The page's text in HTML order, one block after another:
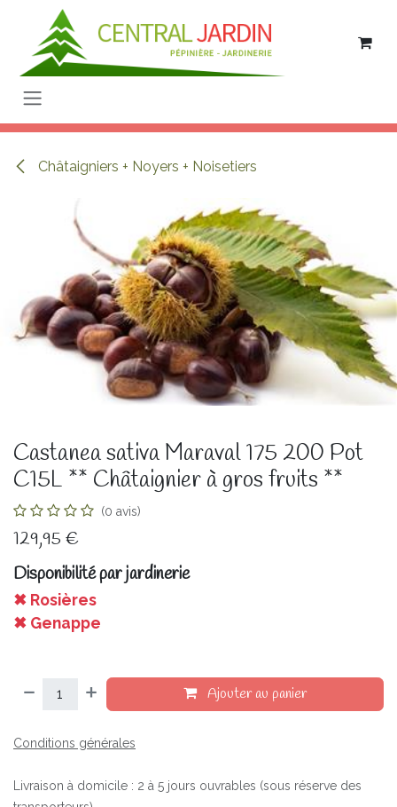
Se rendre au contenu
Châtaigniers + Noyers + Noisetiers
Castanea sativa Maraval 175 200 Pot
C15L ** Châtaignier à gros fruits **
(0 avis)
129,95 €
Disponibilité par jardinerie
✖ Rosières
✖ Genappe
Ajouter au panier
Conditions générales
Livraison à domicile : 2 à 5 jours ouvrables (sous réserve des